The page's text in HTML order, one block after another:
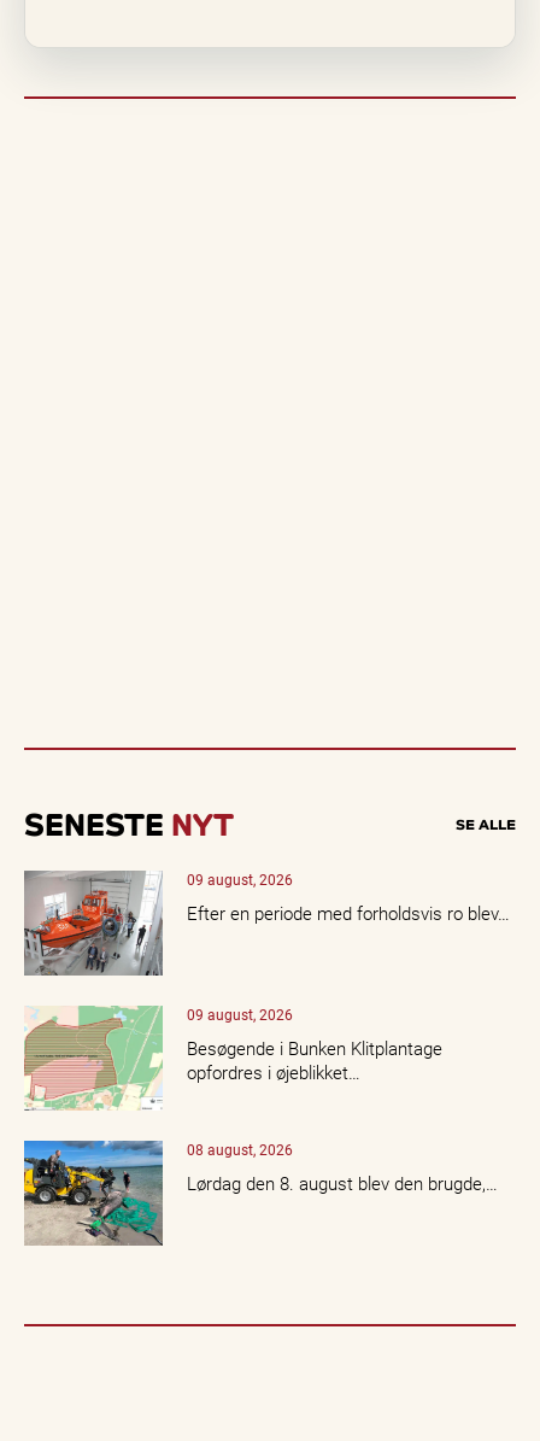
SENESTE NYT SE ALLE
09 august, 2026
Efter en periode med forholdsvis ro blev…
09 august, 2026
Besøgende i Bunken Klitplantage
opfordres i øjeblikket…
08 august, 2026
Lørdag den 8. august blev den brugde,…